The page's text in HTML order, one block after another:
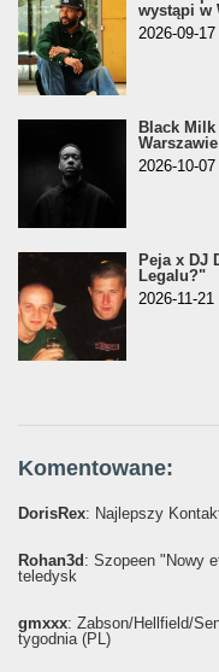
wystąpi w
2026-09-
Black
Warszawie
2026-10-
Peja x DJ
Legalu?"
2026-11-
Komentowane:
DorisRex: Najlepszy
Rohan3d : Szopeen "Nowy
teledysk
gmxxx: Żabson/Hellfield/
tygodnia (PL)